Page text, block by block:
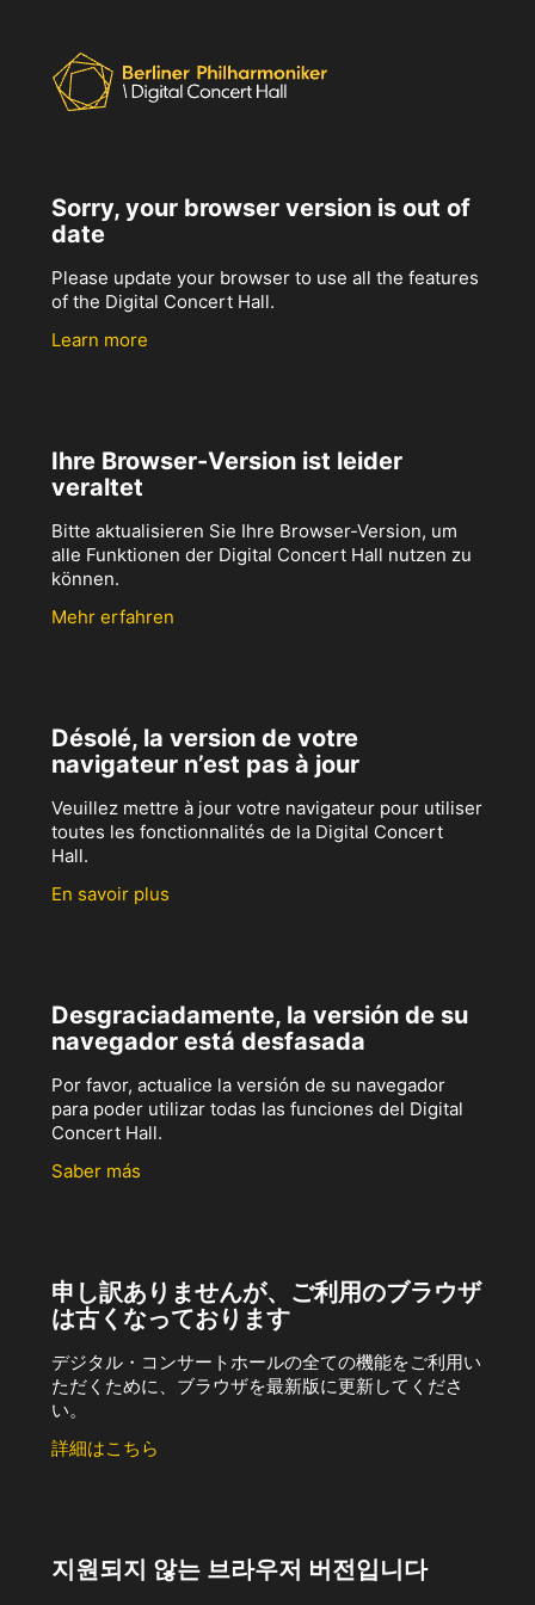
Sorry, your browser version is out of
date
Please update your browser to use all the features
of the Digital Concert Hall.
Learn more
Ihre Browser-Version ist leider
veraltet
Bitte aktualisieren Sie Ihre Browser-Version, um
alle Funktionen der Digital Concert Hall nutzen zu
können.
Mehr erfahren
Désolé, la version de votre
navigateur n’est pas à jour
Veuillez mettre à jour votre navigateur pour utiliser
toutes les fonctionnalités de la Digital Concert
Hall.
En savoir plus
Desgraciadamente, la versión de su
navegador está desfasada
Por favor, actualice la versión de su navegador
para poder utilizar todas las funciones del Digital
Concert Hall.
Saber más
申し訳ありませんが、ご利用のブラウザ
は古くなっております
デジタル・コンサートホールの全ての機能をご利用い
ただくために、ブラウザを最新版に更新してくださ
い。
詳細はこちら
지원되지 않는 브라우저 버전입니다